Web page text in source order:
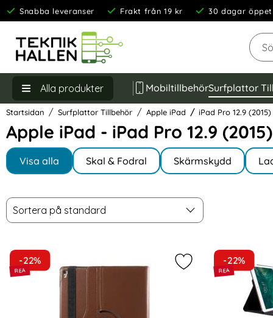
Snabba leveranser Frakt från 19 kr 30 dagar
Sök
Alla produkter MobiltillbehörSurfplattor
Startsidan Surfplattor Tillbehör Apple iPad iPad Pro 12.9 (2015)
Apple iPad - iPad Pro 12.9 (2015)
Hoppa
produkter
Underkategorier
Visa alla
I iPad Pro 12.9 (2015)Skal & Fodral Skärmskydd
Hoppa
över
Filtrera & sortera
Sortera
Sortera på standard
produktlista
-22%
Markera iPad Pro
-22%